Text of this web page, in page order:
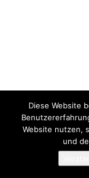
Diese Website
Website nutzen,
und